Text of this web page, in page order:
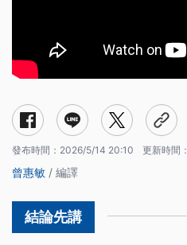
發布時間： 2026/5/14 20:10 更新時間：
曾惠敏 / 編譯